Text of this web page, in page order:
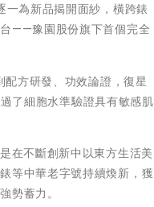
為新品揭開面紗，橫跨錶
——豫園股份旗下首個完全
方研發、功效論證，復星
了細胞水準驗證具有敏感肌
在不斷創新中以東方生活美
等中華老字號持續煥新，獲
勢蓄力。